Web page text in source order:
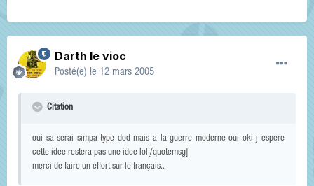
Darth le vioc
Posté(e) le 12 mars 2005
Citation
oui sa serai simpa type dod mais a la guerre moderne oui oki j espere
cette idee restera pas une idee lol[/quotemsg]
merci de faire un effort sur le français..